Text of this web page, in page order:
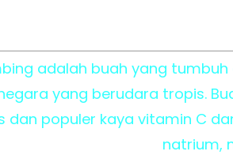
adalah buah yang
yang berudara tropis.
dan populer kaya vitamin C
natrium,